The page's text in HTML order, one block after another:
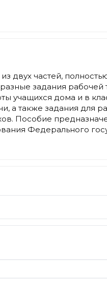
двух частей,
задания
учащихся дома и в
а также задания для
Пособие
Федерального